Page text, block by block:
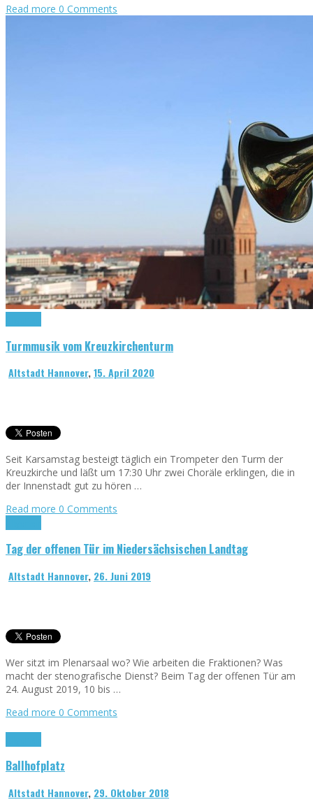
Read more 0 Comments
Turmmusik vom Kreuzkirchenturm
Altstadt Hannover,15. April 2020
Seit Karsamstag besteigt täglich ein Trompeter den Turm der
Kreuzkirche und läßt um 17:30 Uhr zwei Choräle erklingen, die in
der Innenstadt gut zu hören …
Read more 0 Comments
Tag der offenen Tür im Niedersächsischen Landtag
Altstadt Hannover, 26. Juni 2019
Wer sitzt im Plenarsaal wo? Wie arbeiten die Fraktionen? Was
macht der stenografische Dienst? Beim Tag der offenen Tür am
24. August 2019, 10 bis …
Read more 0 Comments
Ballhofplatz
Altstadt Hannover, 29. Oktober 2018